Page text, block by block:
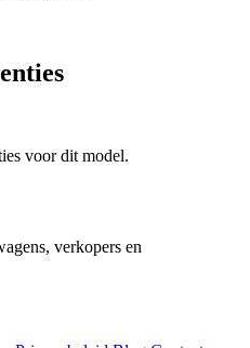
voor dit model.
verkopers en